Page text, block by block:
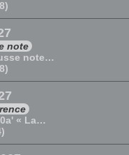
note
note…
« La…